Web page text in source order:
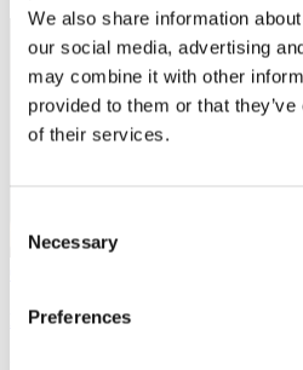
We also share information
our social media, advertising
may combine it with other
provided to them or that
of their services.
Selection
Necessary
Preferences
Milano, sold out il Piccolo Teatro